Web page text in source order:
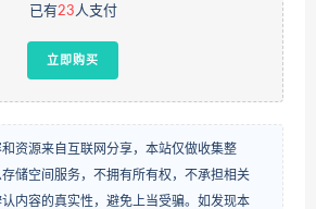
已有23人支付
立即购买
资源来自互联网分享，本站仅做收集整
储空间服务，不拥有所有权，不承担相关
内容的真实性，避免上当受骗。如发现本